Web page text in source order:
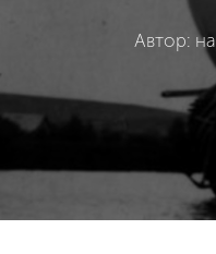
Автор: